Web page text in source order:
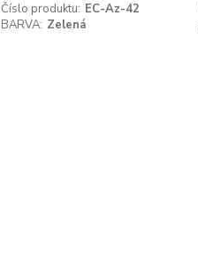
Číslo produktu: EC-Az-42
BARVA: Zelená